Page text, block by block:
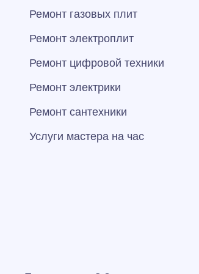
Ремонт газовых плит
Ремонт электроплит
Ремонт цифровой техники
Ремонт электрики
Ремонт сантехники
Услуги мастера на час